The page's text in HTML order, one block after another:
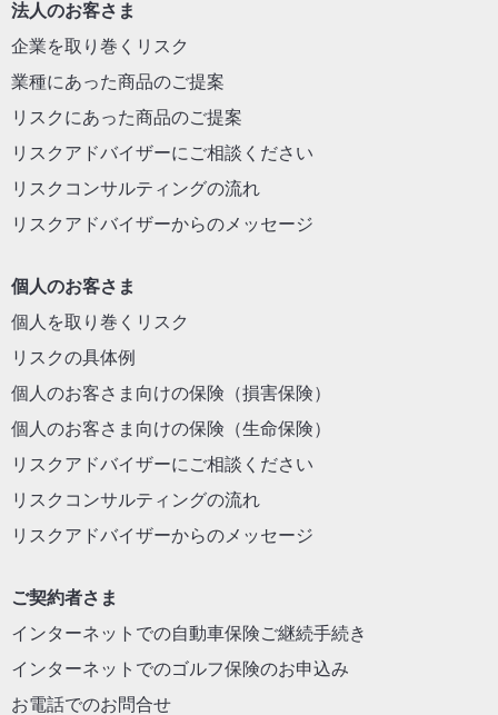
法人のお客さま
企業を取り巻くリスク
業種にあった商品のご提案
リスクにあった商品のご提案
リスクアドバイザーにご相談ください
リスクコンサルティングの流れ
リスクアドバイザーからのメッセージ
個人のお客さま
個人を取り巻くリスク
リスクの具体例
個人のお客さま向けの保険（損害保険）
個人のお客さま向けの保険（生命保険）
リスクアドバイザーにご相談ください
リスクコンサルティングの流れ
リスクアドバイザーからのメッセージ
ご契約者さま
インターネットでの自動車保険ご継続手続き
インターネットでのゴルフ保険のお申込み
お電話でのお問合せ